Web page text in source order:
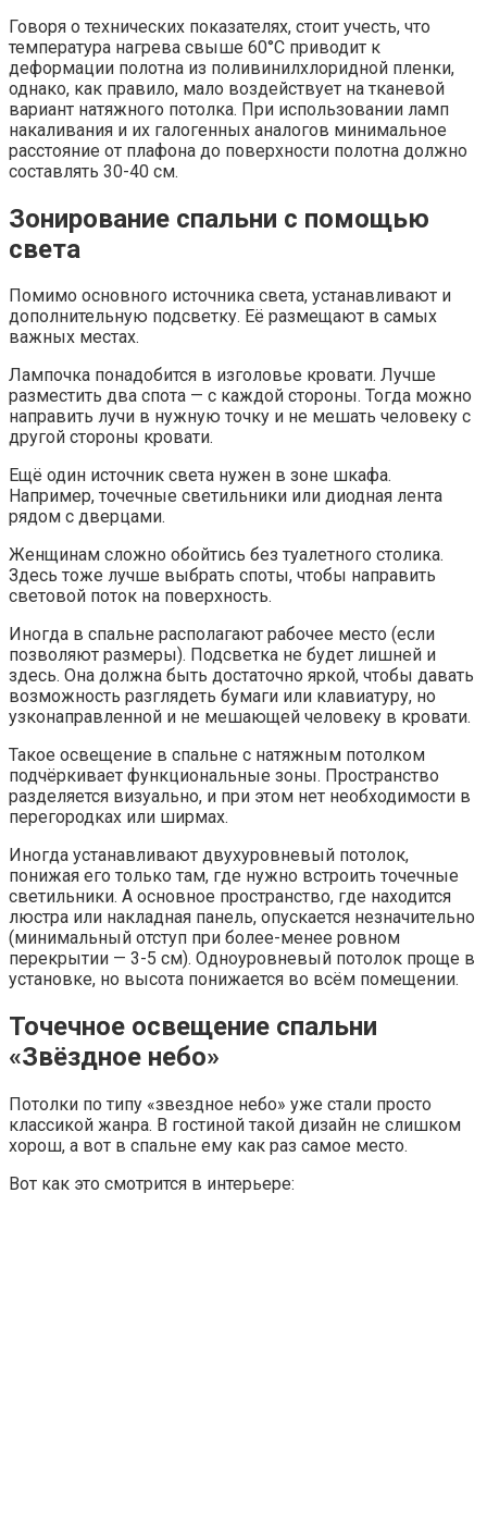
Говоря о технических показателях, стоит учесть, что
температура нагрева свыше 60°С приводит к
деформации полотна из поливинилхлоридной пленки,
однако, как правило, мало воздействует на тканевой
вариант натяжного потолка. При использовании ламп
накаливания и их галогенных аналогов минимальное
расстояние от плафона до поверхности полотна должно
составлять 30-40 см.
Зонирование спальни с помощью
света
Помимо основного источника света, устанавливают и
дополнительную подсветку. Её размещают в самых
важных местах.
Лампочка понадобится в изголовье кровати. Лучше
разместить два спота — с каждой стороны. Тогда можно
направить лучи в нужную точку и не мешать человеку с
другой стороны кровати.
Ещё один источник света нужен в зоне шкафа.
Например, точечные светильники или диодная лента
рядом с дверцами.
Женщинам сложно обойтись без туалетного столика.
Здесь тоже лучше выбрать споты, чтобы направить
световой поток на поверхность.
Иногда в спальне располагают рабочее место (если
позволяют размеры). Подсветка не будет лишней и
здесь. Она должна быть достаточно яркой, чтобы давать
возможность разглядеть бумаги или клавиатуру, но
узконаправленной и не мешающей человеку в кровати.
Такое освещение в спальне с натяжным потолком
подчёркивает функциональные зоны. Пространство
разделяется визуально, и при этом нет необходимости в
перегородках или ширмах.
Иногда устанавливают двухуровневый потолок,
понижая его только там, где нужно встроить точечные
светильники. А основное пространство, где находится
люстра или накладная панель, опускается незначительно
(минимальный отступ при более-менее ровном
перекрытии — 3-5 см). Одноуровневый потолок проще в
установке, но высота понижается во всём помещении.
Точечное освещение спальни
«Звёздное небо»
Потолки по типу «звездное небо» уже стали просто
классикой жанра. В гостиной такой дизайн не слишком
хорош, а вот в спальне ему как раз самое место.
Вот как это смотрится в интерьере: